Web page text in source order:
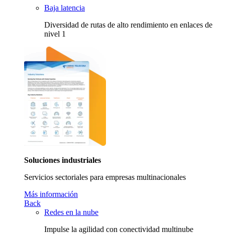
Baja latencia
Diversidad de rutas de alto rendimiento en enlaces de
nivel 1
Soluciones industriales
Servicios sectoriales para empresas multinacionales
Más información
Back
Redes en la nube
Impulse la agilidad con conectividad multinube